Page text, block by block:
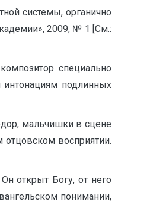
системы, органично
2009, № 1 [Cм.:
специально
интонациям подлинных
мальчишки в сцене
восприятии.
открыт Богу, от него
понимании,